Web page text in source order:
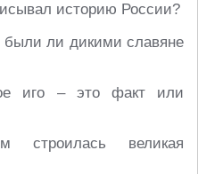
историю России?
ли дикими славяне
иго – это факт или
великая